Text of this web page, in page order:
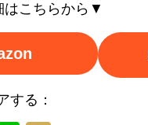
こちらから▼
する：